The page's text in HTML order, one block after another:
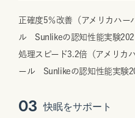
正確度5％改善（アメリカハー
ル Sunlikeの認知性能実験
処理スピード3.2倍（アメリカ
ール Sunlikeの認知性能実験
03 快眠をサポート